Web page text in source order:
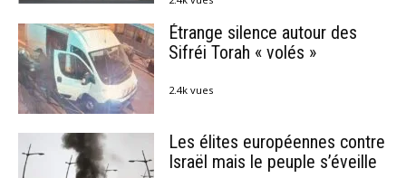
Étrange silence autour des
Sifréi Torah « volés »
2.4k vues
Les élites européennes contre
Israël mais le peuple s’éveille